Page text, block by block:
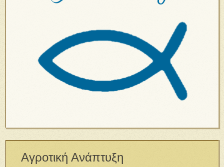
Αγροτική Ανάπτυξη